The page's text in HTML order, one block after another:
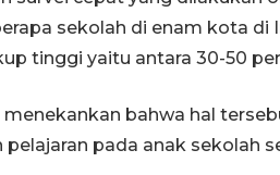
sekolah di enam kota
tinggi yaitu antara 30-50
bahwa hal
pelajaran pada anak sekolah